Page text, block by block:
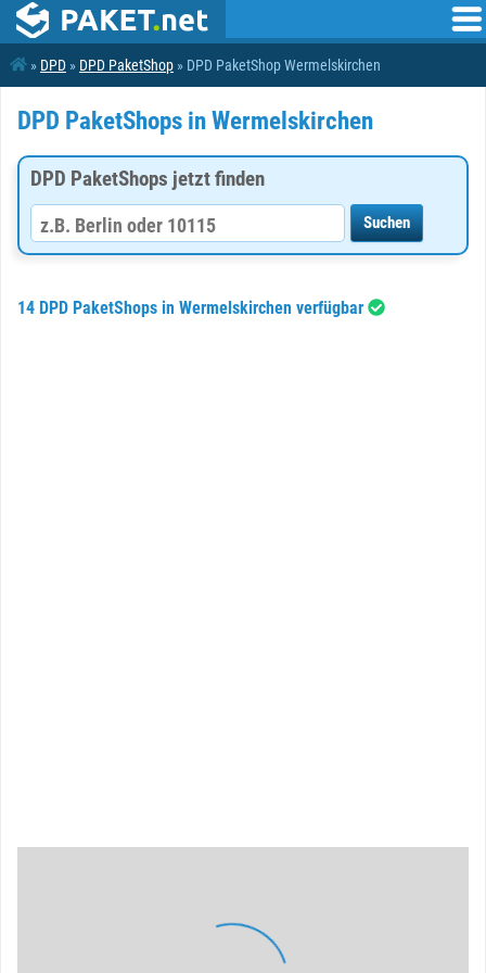
» DPD » DPD PaketShop » DPD PaketShop Wermelskirchen
DPD PaketShops in Wermelskirchen
DPD PaketShops jetzt finden
14 DPD PaketShops in Wermelskirchen verfügbar